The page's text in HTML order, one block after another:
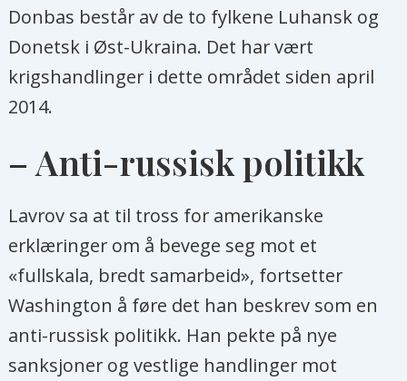
Donbas består av de to fylkene Luhansk og
Donetsk i Øst-Ukraina. Det har vært
krigshandlinger i dette området siden april
2014.
– Anti-russisk politikk
Lavrov sa at til tross for amerikanske
erklæringer om å bevege seg mot et
«fullskala, bredt samarbeid», fortsetter
Washington å føre det han beskrev som en
anti-russisk politikk. Han pekte på nye
sanksjoner og vestlige handlinger mot